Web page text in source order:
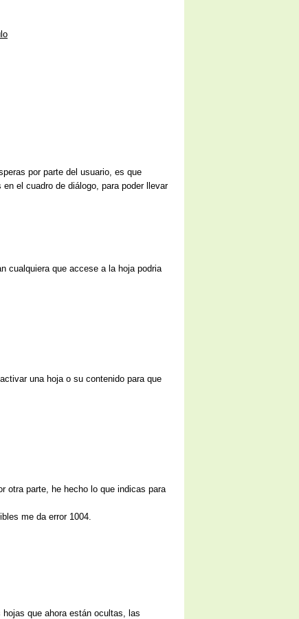
por parte del usuario, es que
el cuadro de diálogo, para poder llevar
cualquiera que accese a la hoja podria
una hoja o su contenido para que
otra parte, he hecho lo que indicas para
me da error 1004.
que ahora están ocultas, las